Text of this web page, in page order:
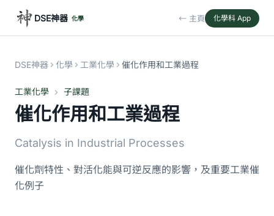
DSE神器 化學 ← 主頁 化學科 App
DSE神器 化學 工業化學 催化作用和工業過程
工業化學 子課題
催化作用和工業過程
Catalysis in Industrial Processes
催化劑特性、對活化能與可逆反應的影響，及重要工業催
化例子